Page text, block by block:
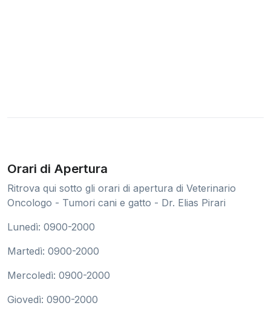
Orari di Apertura
Ritrova qui sotto gli orari di apertura di Veterinario
Oncologo - Tumori cani e gatto - Dr. Elias Pirari
Lunedì: 0900-2000
Martedì: 0900-2000
Mercoledì: 0900-2000
Giovedì: 0900-2000